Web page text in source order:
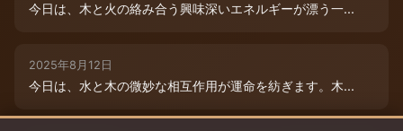
今日は、木と火の絡み合う興味深いエネルギーが漂う一...
2025年8月12日
今日は、水と木の微妙な相互作用が運命を紡ぎます。木...